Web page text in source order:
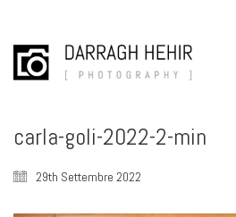
carla-goli-2022-2-min
29th Settembre 2022